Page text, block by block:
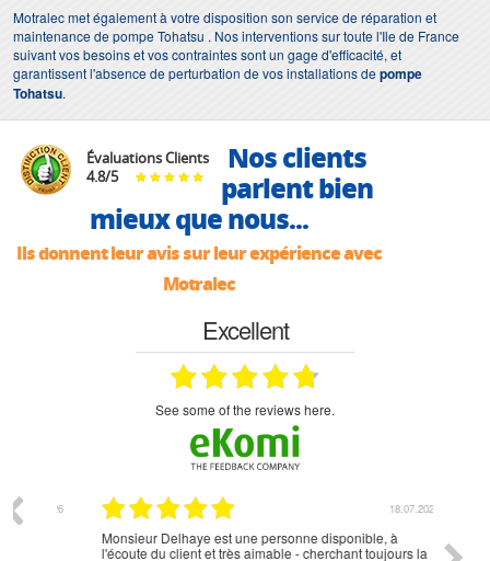
Motralec met également à votre disposition son service de réparation et
maintenance de pompe Tohatsu . Nos interventions sur toute l'Ile de France
suivant vos besoins et vos contraintes sont un gage d'efficacité, et
garantissent l'absence de perturbation de vos installations depompe
Tohatsu.
Évaluations Clients
4.8/5
Nos clients
parlent bien
mieux que nous...
Ils donnent leur avis sur leur expérience avec
Motralec
Excellent
see some of the reviews here.
18.07.2026
Monsieur Delhaye est une personne disponible, à
l'écoute du client et très aimable - cherchant toujours la